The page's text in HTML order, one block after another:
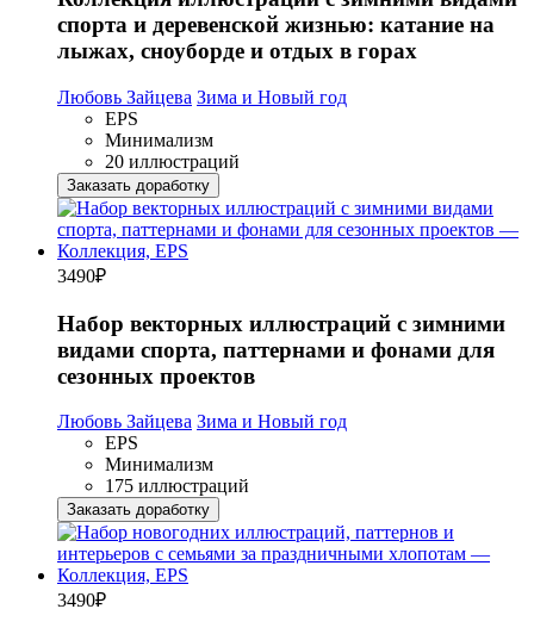
спорта и деревенской жизнью: катание на
лыжах, сноуборде и отдых в горах
Любовь Зайцева Зима и Новый год
EPS
Минимализм
20 иллюстраций
Заказать доработку
3490₽
Набор векторных иллюстраций с зимними
видами спорта, паттернами и фонами для
сезонных проектов
Любовь Зайцева Зима и Новый год
EPS
Минимализм
175 иллюстраций
Заказать доработку
3490₽